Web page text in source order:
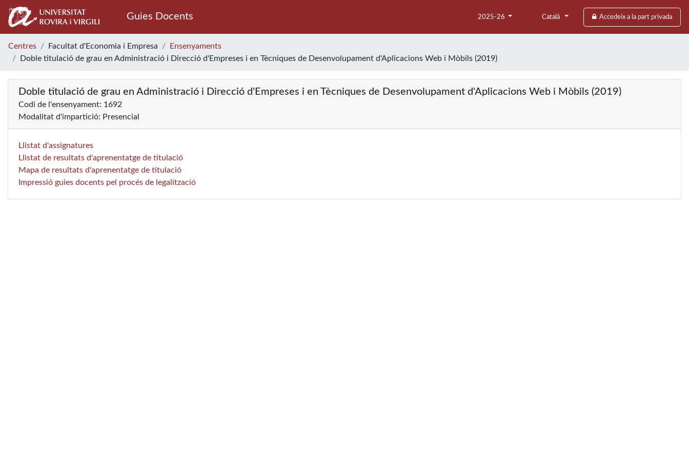
Guies Docents 2025-26 Català Accedeix a la part privada
Centres Facultat d'Economia i Empresa
Ensenyaments
Doble titulació de grau en Administració i Direcció d'Empreses i en Tècniques de Desenvolupament d'Aplicacions Web i Mòbils (2019)
Doble titulació de grau en Administració i Direcció d'Empreses i en Tècniques de Desenvolupament d'Aplicacions Web i Mòbils (2019)
Codi de l'ensenyament: 1692
Modalitat d'impartició: Presencial
Llistat d'assignatures
Llistat de resultats d'aprenentatge de titulació
Mapa de resultats d'aprenentatge de titulació
Impressió guies docents pel procés de legalització